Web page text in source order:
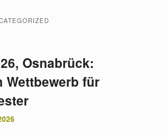
Osnabrück:
Wettbewerb für